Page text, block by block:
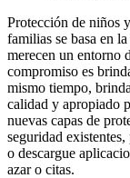
Protección de niños
familias se basa en
merecen un entorno
compromiso es
mismo tiempo,
calidad y apropiado
nuevas capas de
seguridad
o descargue
azar o citas.